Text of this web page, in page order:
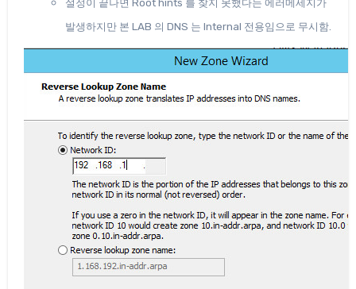
설정이 끝나면 Root hints 를 찾지 못했다는 에러메세지가
발생하지만 본 LAB 의 DNS 는 Internal 전용임으로 무시함.